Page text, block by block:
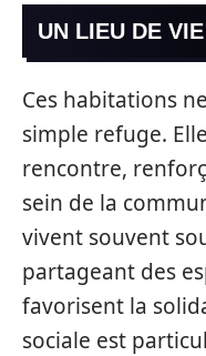
UN LIEU DE
Ces habitations
simple refuge.
rencontre,
sein de la
vivent souvent
partageant des
favorisent la
sociale est